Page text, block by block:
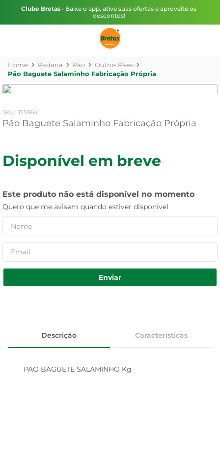
Clube Bretas • Baixe o app, ative suas ofertas e aproveite os
descontos!
Padaria Pão
Outros Pães
Pão Baguete Salaminho Fabricação Própria
: 1759641
Pão Baguete Salaminho Fabricação Própria
Disponível em breve
Este produto não está disponível no momento
Quero que me avisem quando estiver disponível
Enviar
Descrição Características
PAO BAGUETE SALAMINHO Kg